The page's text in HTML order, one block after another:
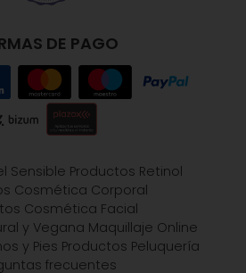
DE PAGO
Sensible Productos Retinol
Cosmética Corporal
Cosmética Facial
y Vegana Maquillaje Online
y Pies Productos Peluquería
frecuentes